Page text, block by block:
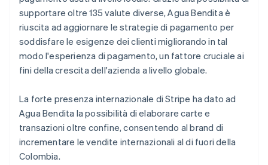
supportare oltre 135 valute diverse, Agua Bendita è
riuscita ad aggiornare le strategie di pagamento per
soddisfare le esigenze dei clienti migliorando in tal
modo l'esperienza di pagamento, un fattore cruciale ai
fini della crescita dell'azienda a livello globale.
La forte presenza internazionale di Stripe ha dato ad
Agua Bendita la possibilità di elaborare carte e
transazioni oltre confine, consentendo al brand di
incrementare le vendite internazionali al di fuori della
Colombia.